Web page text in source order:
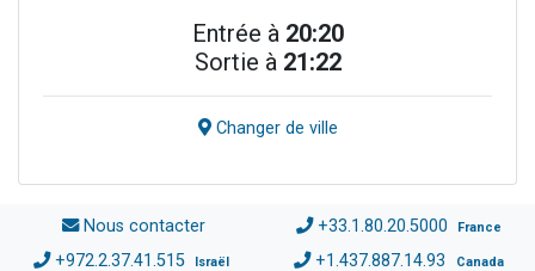
Entrée à 20:20
Sortie à 21:22
Changer de ville
Nous contacter +33.1.80.20.5000 France
+972.2.37.41.515 Israël +1.437.887.14.93 Canada